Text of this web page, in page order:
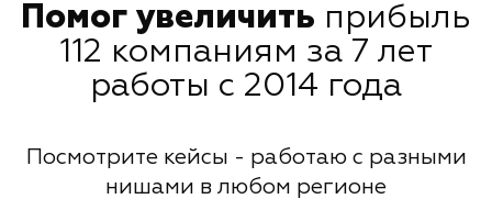
Помог увеличить прибыль
112 компаниям за 7 лет
работы с 2014 года
Посмотрите кейсы - работаю с разными
нишами в любом регионе